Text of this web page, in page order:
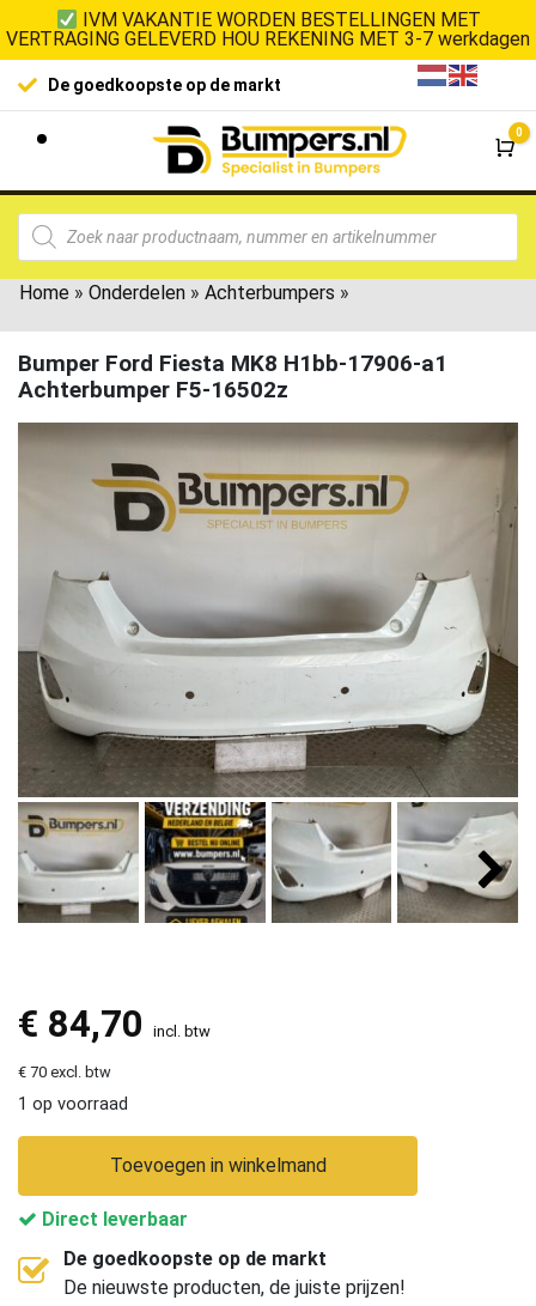
IVM VAKANTIE WORDEN BESTELLINGEN MET
VERTRAGING GELEVERD HOU REKENING MET 3-7 werkdagen
De goedkoopste op de markt
0
Home » Onderdelen » Achterbumpers »
Bumper Ford Fiesta MK8 H1bb-17906-a1
Achterbumper F5-16502z
€ 84,70 incl. btw
€ 70 excl. btw
1 op voorraad
Toevoegen in winkelmand
Direct leverbaar
De goedkoopste op de markt
De nieuwste producten, de juiste prijzen!